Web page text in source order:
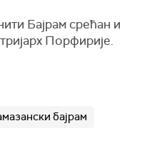
Бајрам срећан и
Порфирије.
бајрам